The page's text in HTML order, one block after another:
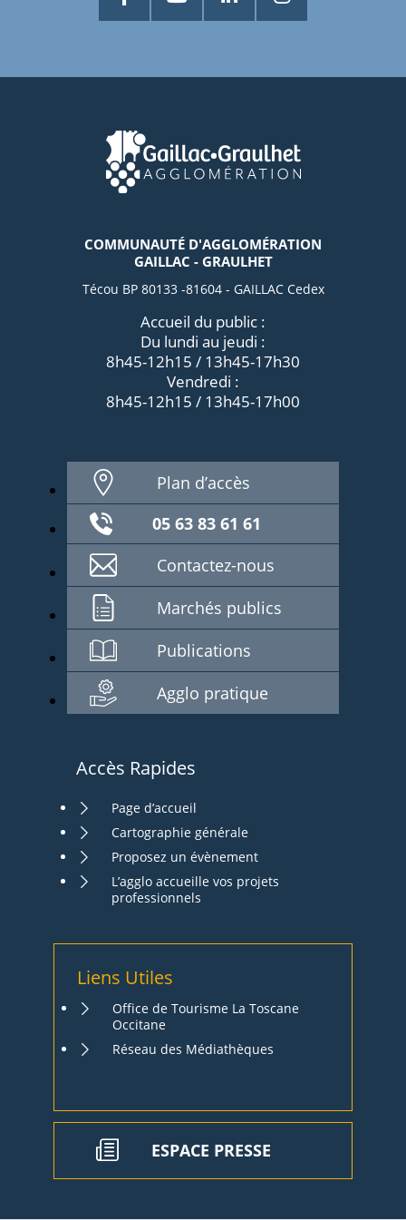
COMMUNAUTÉ D'AGGLOMÉRATION
GAILLAC - GRAULHET
Técou BP 80133 -81604 - GAILLAC Cedex
Accueil du public :
Du lundi au jeudi :
8h45-12h15 / 13h45-17h30
Vendredi :
8h45-12h15 / 13h45-17h00
Plan d’accès
05 63 83 61 61
Contactez-nous
Marchés publics
Publications
Agglo pratique
Accès Rapides
Page d’accueil
Cartographie générale
Proposez un évènement
L’agglo accueille vos projets
professionnels
Liens Utiles
Office de Tourisme La Toscane
Occitane
Réseau des Médiathèques
ESPACE PRESSE